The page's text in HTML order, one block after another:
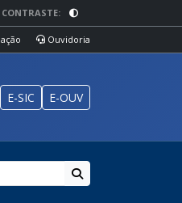
CONTRASTE:
Ouvidoria
E-SIC E-OUV